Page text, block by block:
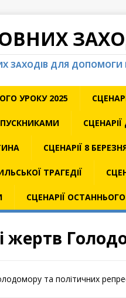
ЗАХОДІВ ДЛЯ
УРОКУ 2025
СЦЕНАРІЇ 8
ТРАГЕДІЇ
СЦЕНАРІЇ
жертв
та політичних